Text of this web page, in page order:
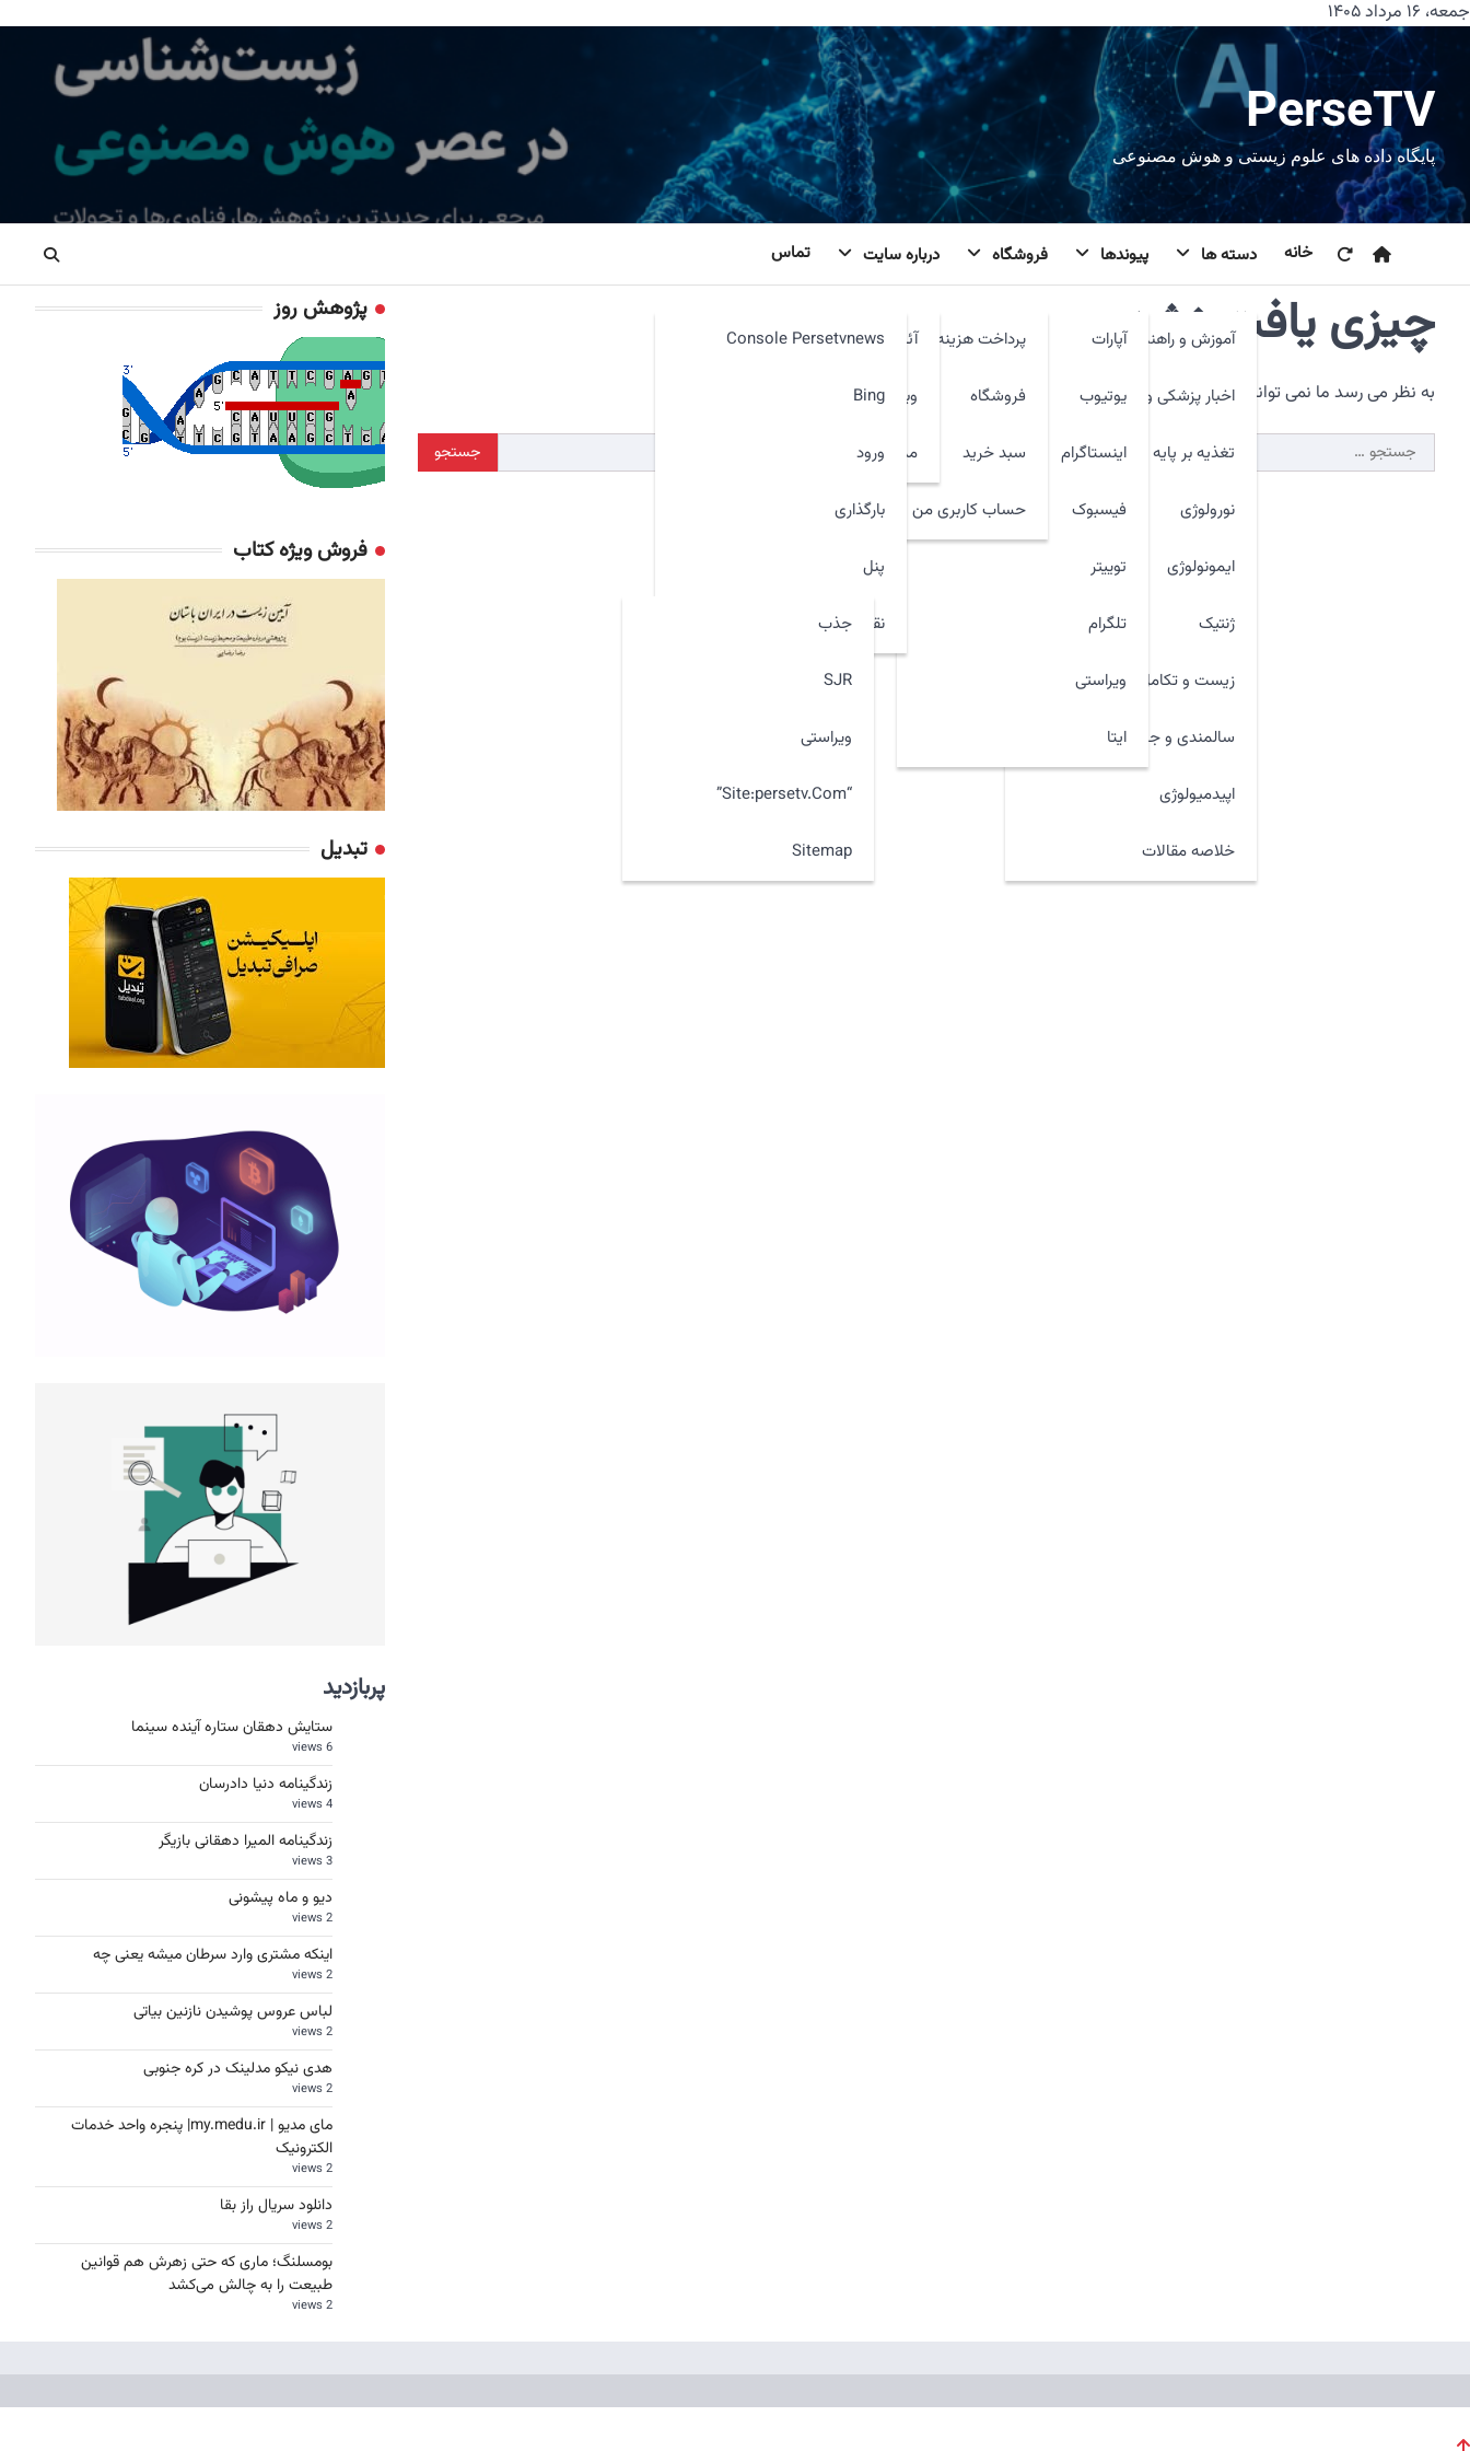
پرش
محتوا
جمعه، ۱۶ مرداد ۱۴۰۵
PerseTV
پایگاه داده های علوم زیستی و هوش مصنوعی
خانه دسته ها
آموزش و راهنما
اخبار پزشکی و فنآوری
تغذیه بر پایه شواهد
نورولوژی
ایمونولوژی
ژنتیک
زیست و تکامل
سالمندی و جوان سازی
اپیدمیولوژی
خلاصه مقالات
پیوندها
آپارات
یوتیوب
اینستاگرام
فیسبوک
توییتر
تلگرام
ویراستی
ایتا
فروشگاه
پرداخت هزینه
فروشگاه
سبد خرید
حساب کاربری من
درباره سایت
آئین نامهConsole Persetvnews
Bing
ورود
بارگذاری
پنل
نقشه سایت
جذب
SJR
ویراستی
“site:persetv.com”
Sitemap
وبمیل
مدیر سایت
تماس
چیزی یافت نشد.
به نظر می رسد ما نمی توانیم آنچه شما به دنبال آن هستید را پیدا کنیم. شاید جستجو بتواند کمک کند.
جستجو
برای:
پژوهش روز
فروش ویژه کتاب
تبدیل
پربازدید
ستایش دهقان ستاره آینده سینما
6 views
زندگینامه دنیا دادرسان
4 views
زندگینامه المیرا دهقانی بازیگر
3 views
دیو و ماه پیشونی
2 views
اینکه مشتری وارد سرطان میشه یعنی چه
2 views
لباس عروس پوشیدن نازنین بیاتی
2 views
هدی نیکو مدلینک در کره جنوبی
2 views
مای مدیو | my.medu.ir| پنجره واحد خدمات
الکترونیک
2 views
دانلود سریال راز بقا
2 views
بومسلنگ؛ ماری که حتی زهرش هم قوانین
طبیعت را به چالش می‌کشد
2 views